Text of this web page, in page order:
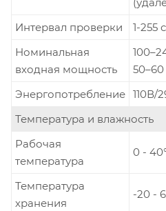
Интервал проверки
1-255
Номинальная
входная мощность
50–60
Энергопотребление 110В/
Температура и влажность
Рабочая
температура
0 -
Температура
хранения
-20 -